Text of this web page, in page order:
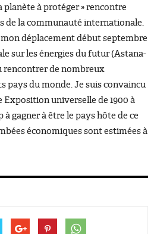
planète à protéger » rencontre
de la communauté internationale.
déplacement début septembre
sur les énergies du futur (Astana-
rencontrer de nombreux
pays du monde. Je suis convaincu
Exposition universelle de 1900 à
à gagner à être le pays hôte de ce
économiques sont estimées à